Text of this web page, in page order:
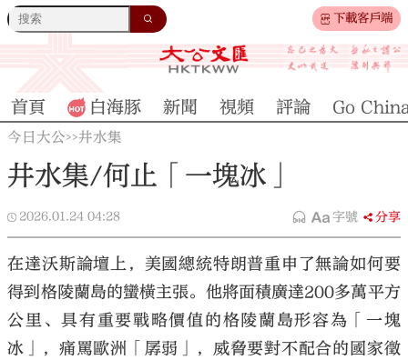
下載客戶端
首頁 白海豚 新聞 視頻 評論 Go
今日大公>>井水集
井水集/何止「一塊冰」
2026.01.24 04:28 字號 分享
在達沃斯論壇上，美國總統特朗普重申了無論如何要
得到格陵蘭島的蠻橫主張。他將面積廣達200多萬平方
公里、具有重要戰略價值的格陵蘭島形容為「一塊
冰」，痛罵歐洲「孱弱」，威脅要對不配合的國家徵